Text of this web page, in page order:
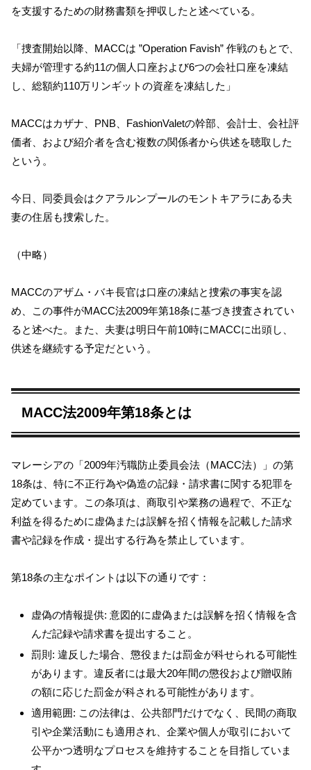
を支援するための財務書類を押収したと述べている。
「捜査開始以降、MACCは ”Operation Favish” 作戦のもとで、
夫婦が管理する約11の個人口座および6つの会社口座を凍結
し、総額約110万リンギットの資産を凍結した」
MACCはカザナ、PNB、FashionValetの幹部、会計士、会社評
価者、および紹介者を含む複数の関係者から供述を聴取した
という。
今日、同委員会はクアラルンプールのモントキアラにある夫
妻の住居も捜索した。
（中略）
MACCのアザム・バキ長官は口座の凍結と捜索の事実を認
め、この事件がMACC法2009年第18条に基づき捜査されてい
ると述べた。また、夫妻は明日午前10時にMACCに出頭し、
供述を継続する予定だという。
MACC法2009年第18条とは
マレーシアの「2009年汚職防止委員会法（MACC法）」の第
18条は、特に不正行為や偽造の記録・請求書に関する犯罪を
定めています。この条項は、商取引や業務の過程で、不正な
利益を得るために虚偽または誤解を招く情報を記載した請求
書や記録を作成・提出する行為を禁止しています。
第18条の主なポイントは以下の通りです：
虚偽の情報提供: 意図的に虚偽または誤解を招く情報を含
んだ記録や請求書を提出すること。
罰則: 違反した場合、懲役または罰金が科せられる可能性
があります。違反者には最大20年間の懲役および贈収賄
の額に応じた罰金が科される可能性があります。
適用範囲: この法律は、公共部門だけでなく、民間の商取
引や企業活動にも適用され、企業や個人が取引において
公平かつ透明なプロセスを維持することを目指していま